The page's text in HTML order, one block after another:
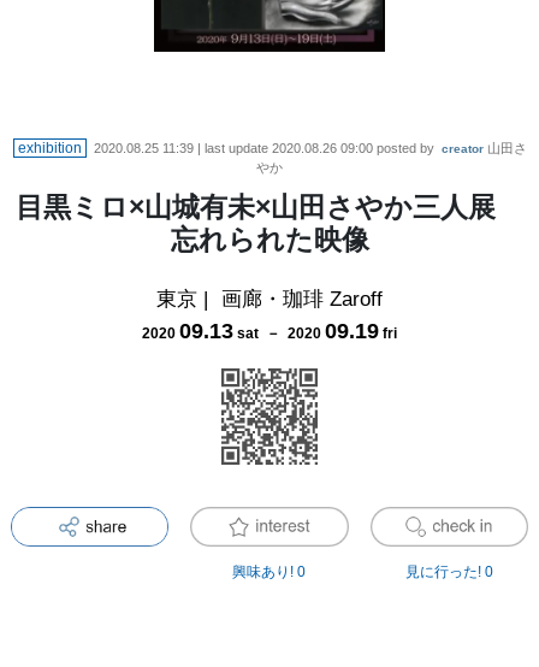
exhibition 2020.08.25 11:39| last update 2020.08.26 09:00posted by creator 山田さ
やか
目黒ミロ×山城有未×山田さやか三人展
忘れられた映像
東京 | 画廊・珈琲 Zaroff
2020 09.13 sat － 2020 09.19 fri
興味あり! 0 見に行った! 0